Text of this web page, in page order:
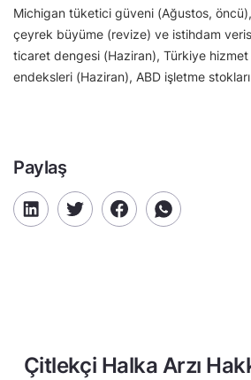
Michigan tüketici güveni (Ağustos,
çeyrek büyüme (revize) ve istihdam
ticaret dengesi (Haziran), Türkiye
endeksleri (Haziran), ABD işletme
Paylaş
Çitlekçi Halka Arzı